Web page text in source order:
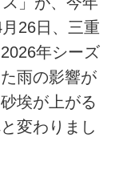
26日、三重
年シーズ
雨の影響が
埃が上がる
変わりまし